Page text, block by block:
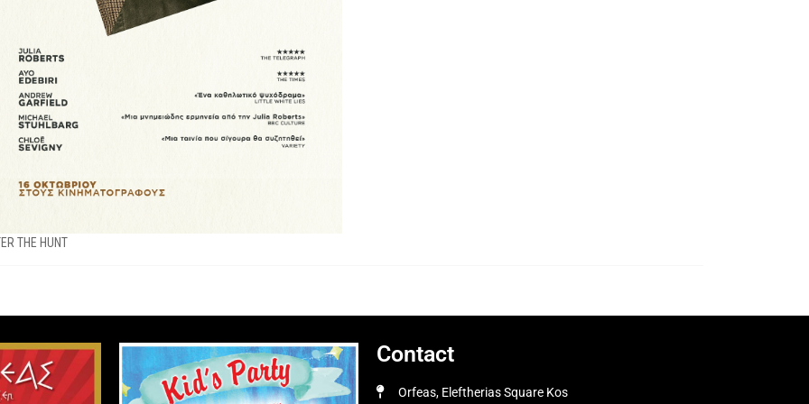
THE HUNT
Contact
Orfeas, Eleftherias Square Kos